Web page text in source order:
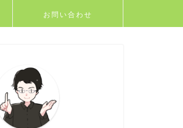
お問い合わせ